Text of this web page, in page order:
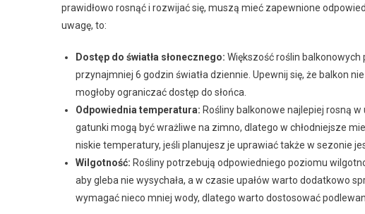
prawidłowo rosnąć i rozwijać się, muszą mieć zapewnione
uwagę, to:
Dostęp do światła słonecznego: Większość roślin
przynajmniej 6 godzin światła dziennie. Upewnij się, że balkon
mogłoby ograniczać dostęp do słońca.
Odpowiednia temperatura: Rośliny balkonowe najlepiej rosną
gatunki mogą być wrażliwe na zimno, dlatego w chłodniejsze
niskie temperatury, jeśli planujesz je uprawiać także w sezonie
Wilgotność: Rośliny potrzebują odpowiedniego poziomu
aby gleba nie wysychała, a w czasie upałów warto dodatkowo
wymagać nieco mniej wody, dlatego warto dostosować